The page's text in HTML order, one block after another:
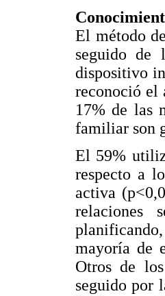
El método
seguido de
dispositivo
reconoció el
17% de las
familiar son
El 59%
respecto a
activa
relaciones
mayoría de
Otros de
seguido por